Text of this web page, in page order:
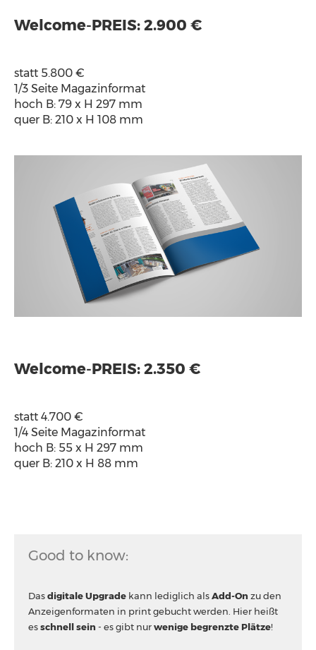
Welcome-PREIS: 2.900 €
statt 5.800 €
1/3 Seite Magazinformat
hoch B: 79 x H 297 mm
quer B: 210 x H 108 mm
Welcome-PREIS: 2.350 €
statt 4.700 €
1/4 Seite Magazinformat
hoch B: 55 x H 297 mm
quer B: 210 x H 88 mm
Good to know:
Dasdigitale Upgrade kann lediglich alsAdd-On zu den
Anzeigenformaten in print gebucht werden. Hier heißt
esschnell sein - es gibt nurwenige begrenzte Plätze!